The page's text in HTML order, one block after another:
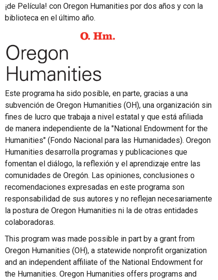
¡de Película! con Oregon Humanities por dos años y con la
biblioteca en el último año.
Este programa ha sido posible, en parte, gracias a una
subvención de Oregon Humanities (OH), una organización sin
fines de lucro que trabaja a nivel estatal y que está afiliada
de manera independiente de la "National Endowment for the
Humanities" (Fondo Nacional para las Humanidades). Oregon
Humanities desarrolla programas y publicaciones que
fomentan el diálogo, la reflexión y el aprendizaje entre las
comunidades de Oregón. Las opiniones, conclusiones o
recomendaciones expresadas en este programa son
responsabilidad de sus autores y no reflejan necesariamente
la postura de Oregon Humanities ni la de otras entidades
colaboradoras.
This program was made possible in part by a grant from
Oregon Humanities (OH), a statewide nonprofit organization
and an independent affiliate of the National Endowment for
the Humanities. Oregon Humanities offers programs and